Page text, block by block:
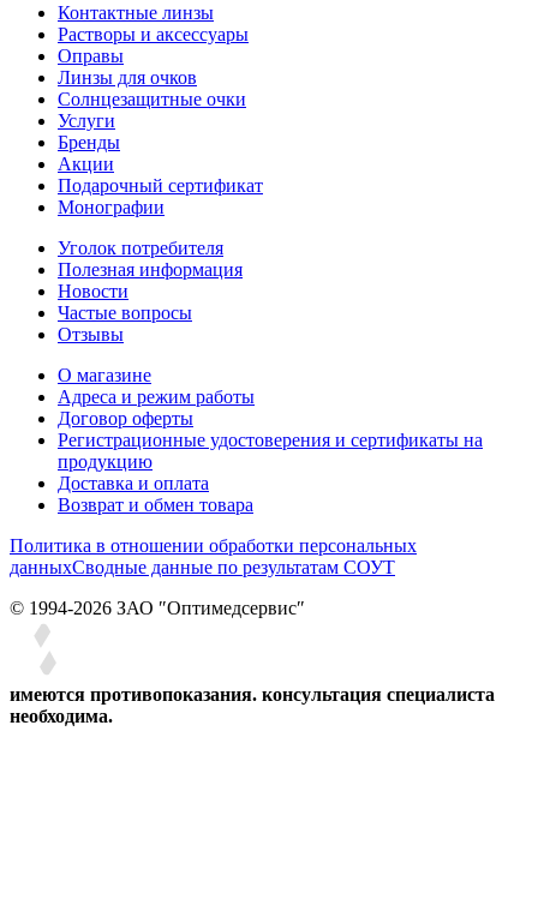
Контактные линзы
Растворы и аксессуары
Оправы
Линзы для очков
Солнцезащитные очки
Услуги
Бренды
Акции
Подарочный сертификат
Монографии
Уголок потребителя
Полезная информация
Новости
Частые вопросы
Отзывы
О магазине
Адреса и режим работы
Договор оферты
Регистрационные удостоверения и сертификаты на
продукцию
Доставка и оплата
Возврат и обмен товара
Политика в отношении обработки персональных
данныхСводные данные по результатам СОУТ
© 1994-2026 ЗАО ″Оптимедсервис″
имеются противопоказания. консультация специалиста
необходима.